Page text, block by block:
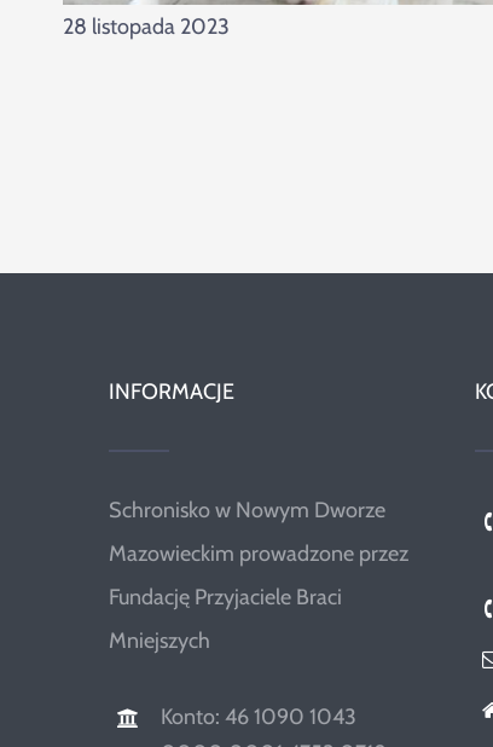
28 listopada 2023
INFORMACJE
Schronisko w Nowym Dworze
Mazowieckim prowadzone przez
Fundację Przyjaciele Braci
Mniejszych
Konto: 46 1090 1043